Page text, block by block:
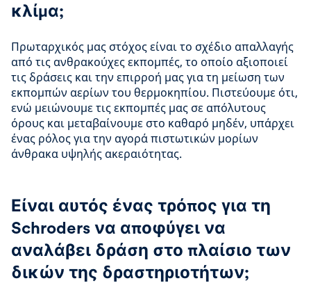
κλίμα;
Πρωταρχικός μας στόχος είναι το σχέδιο απαλλαγής
από τις ανθρακούχες εκπομπές, το οποίο αξιοποιεί
τις δράσεις και την επιρροή μας για τη μείωση των
εκπομπών αερίων του θερμοκηπίου. Πιστεύουμε ότι,
ενώ μειώνουμε τις εκπομπές μας σε απόλυτους
όρους και μεταβαίνουμε στο καθαρό μηδέν, υπάρχει
ένας ρόλος για την αγορά πιστωτικών μορίων
άνθρακα υψηλής ακεραιότητας.
Είναι αυτός ένας τρόπος για τη
Schroders να αποφύγει να
αναλάβει δράση στο πλαίσιο των
δικών της δραστηριοτήτων;